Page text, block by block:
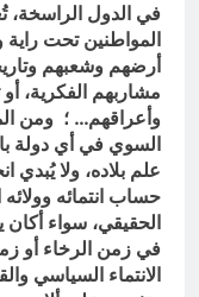
في الدول الراسخة،
المواطنين تحت راية
أرضهم وشعبهم
مشاربهم الفكرية،
وأعراقهم… ؛ ومن
السوي في أي دولة
علم بلاده، ولا يُبدي
حساب انتمائه
الحقيقي، سواء أكان
في زمن الرخاء أو
الانتماء السياسي